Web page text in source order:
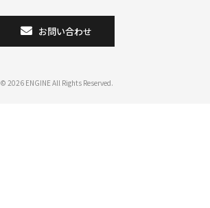
お問い合わせ
© 2026 ENGINE All Rights Reserved.